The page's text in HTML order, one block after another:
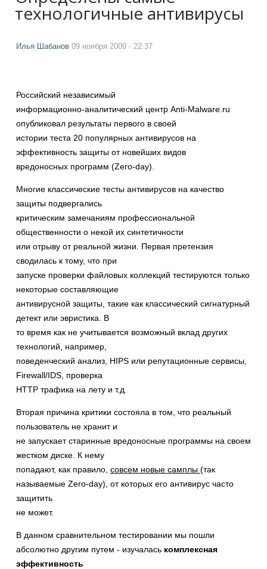
технологичные антивирусы
Илья Шабанов 09 ноября 2009 - 22:37
Российский независимый
информационно-аналитический центр Anti-Malware.ru
опубликовал результаты первого в своей
истории теста 20 популярных антивирусов на
эффективность защиты от новейших видов
вредоносных программ (Zero-day).
Многие классические тесты антивирусов на качество
защиты подвергались
критическим замечаниям профессиональной
общественности о некой их синтетичности
или отрыву от реальной жизни. Первая претензия
сводилась к тому, что при
запуске проверки файловых коллекций тестируются только
некоторые составляющие
антивирусной защиты, такие как классический сигнатурный
детект или эвристика. В
то время как не учитывается возможный вклад других
технологий, например,
поведенческий анализ, HIPS или репутационные сервисы,
Firewall/IDS, проверка
HTTP трафика на лету и т.д.
Вторая причина критики состояла в том, что реальный
пользователь не хранит и
не запускает старинные вредоносные программы на своем
жестком диске. К нему
попадают, как правило, совсем новые самплы (так
называемые Zero-day), от которых его антивирус часто
защитить
не может.
В данном сравнительном тестировании мы пошли
абсолютно другим путем - изучалась комплексная
эффективность